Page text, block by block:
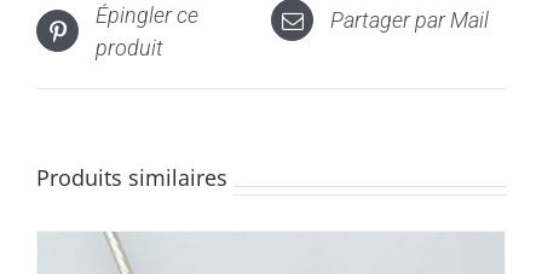
Épingler ce
produit
Partager par Mail
Produits similaires